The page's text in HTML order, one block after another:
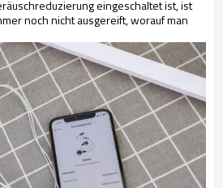
eingeschaltet ist, ist
noch nicht ausgereift, worauf man